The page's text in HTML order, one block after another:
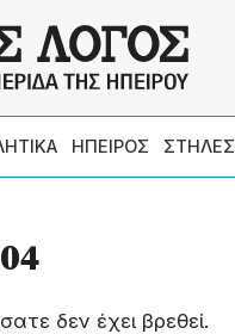
ΗΠΕΙΡΟΣ ΣΤΗΛΕΣ
δεν έχει βρεθεί.